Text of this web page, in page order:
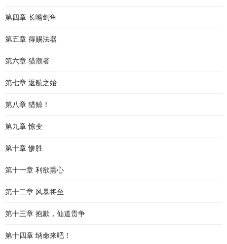
第四章 长嘴剑鱼
第五章 得赐法器
第六章 猎潮者
第七章 返航之始
第八章 猎鲸！
第九章 惊变
第十章 惨胜
第十一章 利欲熏心
第十二章 风暴将至
第十三章 抱歉，仙道贵争
第十四章 纳命来吧！